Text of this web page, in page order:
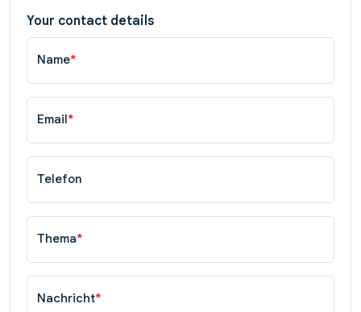
Your contact details
Name*
Email*
Telefon
Thema*
Nachricht*